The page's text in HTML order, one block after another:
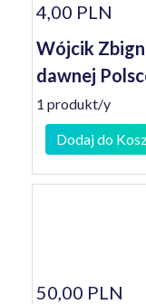
4,00 PLN
Wójcik
dawnej
1 produkt/y
Dodaj do
50,00 PLN